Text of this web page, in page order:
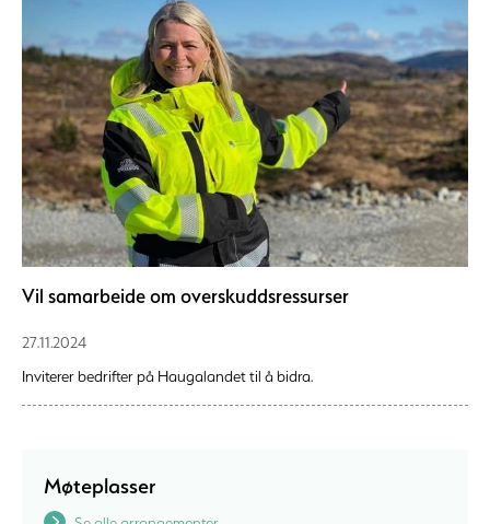
Vil samarbeide om overskuddsressurser
27.11.2024
Inviterer bedrifter på Haugalandet til å bidra.
Møteplasser